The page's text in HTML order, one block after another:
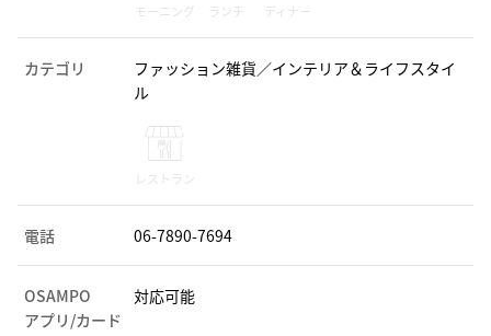
モーニング ランチ ディナー
カテゴリ
ファッション雑貨／インテリア＆ライフスタイ
ル
レストラン
電話 06-7890-7694
OSAMPO
アプリ/カード
対応可能